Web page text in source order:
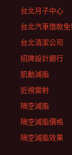
台北月子中心
台北汽車借款
台北清潔公司
招牌設計銀行
肌動減脂
近視雷射
隔空減脂
隔空減脂價格
隔空減脂效果